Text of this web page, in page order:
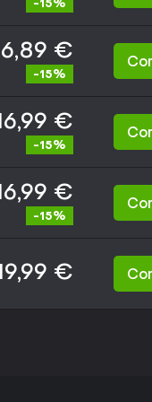
-15%
€
-15%
€
-15%
€
-15%
€